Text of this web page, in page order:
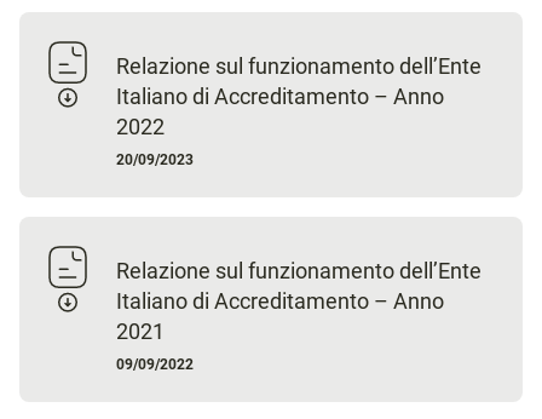
Relazione sul funzionamento dell’Ente
Italiano di Accreditamento – Anno
2022
20/09/2023
Relazione sul funzionamento dell’Ente
Italiano di Accreditamento – Anno
2021
09/09/2022